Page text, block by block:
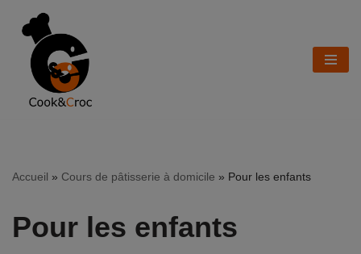
Aller
contenu
Accueil » Cours de pâtisserie à domicile » Pour les enfants
Pour les enfants